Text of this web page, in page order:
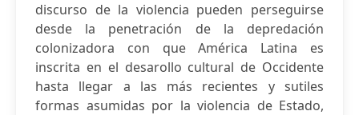
discurso de la violencia pueden perseguirse
desde la penetración de la depredación
colonizadora con que América Latina es
inscrita en el desarollo cultural de Occidente
hasta llegar a las más recientes y sutiles
formas asumidas por la violencia de Estado,